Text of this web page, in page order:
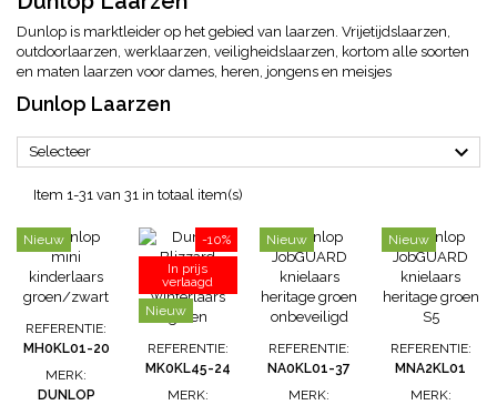
Dunlop is marktleider op het gebied van laarzen. Vrijetijdslaarzen,
outdoorlaarzen, werklaarzen, veiligheidslaarzen, kortom alle soorten
en maten laarzen voor dames, heren, jongens en meisjes
Dunlop Laarzen
Selecteer 
Item 1-31 van 31 in totaal item(s)
Nieuw
REFERENTIE:
MH0KL01-20
MERK:
DUNLOP
-10%
In prijs
verlaagd
Nieuw
REFERENTIE:
MK0KL45-24
MERK:
Nieuw
REFERENTIE:
NA0KL01-37
MERK:
Nieuw
REFERENTIE:
MNA2KL01
MERK: